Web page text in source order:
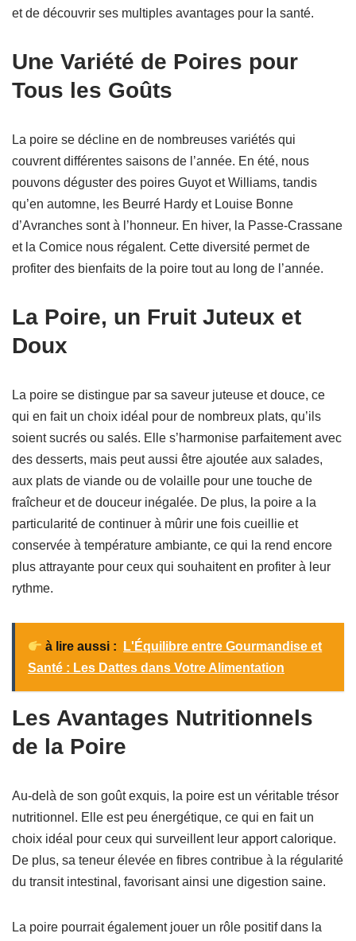
et de découvrir ses multiples avantages pour la santé.
Une Variété de Poires pour
Tous les Goûts
La poire se décline en de nombreuses variétés qui
couvrent différentes saisons de l’année. En été, nous
pouvons déguster des poires Guyot et Williams, tandis
qu’en automne, les Beurré Hardy et Louise Bonne
d’Avranches sont à l’honneur. En hiver, la Passe-Crassane
et la Comice nous régalent. Cette diversité permet de
profiter des bienfaits de la poire tout au long de l’année.
La Poire, un Fruit Juteux et
Doux
La poire se distingue par sa saveur juteuse et douce, ce
qui en fait un choix idéal pour de nombreux plats, qu’ils
soient sucrés ou salés. Elle s’harmonise parfaitement avec
des desserts, mais peut aussi être ajoutée aux salades,
aux plats de viande ou de volaille pour une touche de
fraîcheur et de douceur inégalée. De plus, la poire a la
particularité de continuer à mûrir une fois cueillie et
conservée à température ambiante, ce qui la rend encore
plus attrayante pour ceux qui souhaitent en profiter à leur
rythme.
à lire aussi :
L'Équilibre entre Gourmandise et
Santé : Les Dattes dans Votre Alimentation
Les Avantages Nutritionnels
de la Poire
Au-delà de son goût exquis, la poire est un véritable trésor
nutritionnel. Elle est peu énergétique, ce qui en fait un
choix idéal pour ceux qui surveillent leur apport calorique.
De plus, sa teneur élevée en fibres contribue à la régularité
du transit intestinal, favorisant ainsi une digestion saine.
La poire pourrait également jouer un rôle positif dans la